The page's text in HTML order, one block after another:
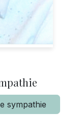
sympathie